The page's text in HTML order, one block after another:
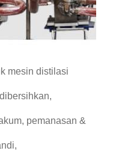
mesin distilasi
pemanasan &